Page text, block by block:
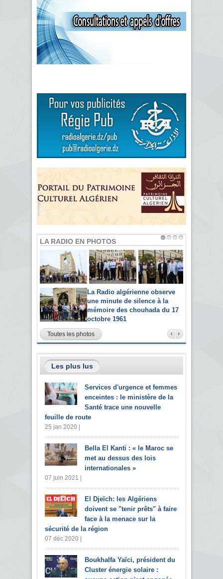
LA RADIO EN PHOTOS
La Radio algérienne observe
une minute de silence à la
mémoire des chouhada du 17
octobre 1961
Toutes les photos
Les plus lus
Services d'urgence et femmes
enceintes : le ministère de la
Santé trace une nouvelle
feuille de route
25 jan 2020 |
Bella El Kanti : « le Maroc se
met au dessus des lois
internationales »
07 juin 2021 |
El Djeïch: les Algériens
doivent se "tenir prêts" à faire
face à la menace sur la
sécurité de la région
07 déc 2020 |
Boukhalfa Yaïci, président du
Cluster énergie solaire :